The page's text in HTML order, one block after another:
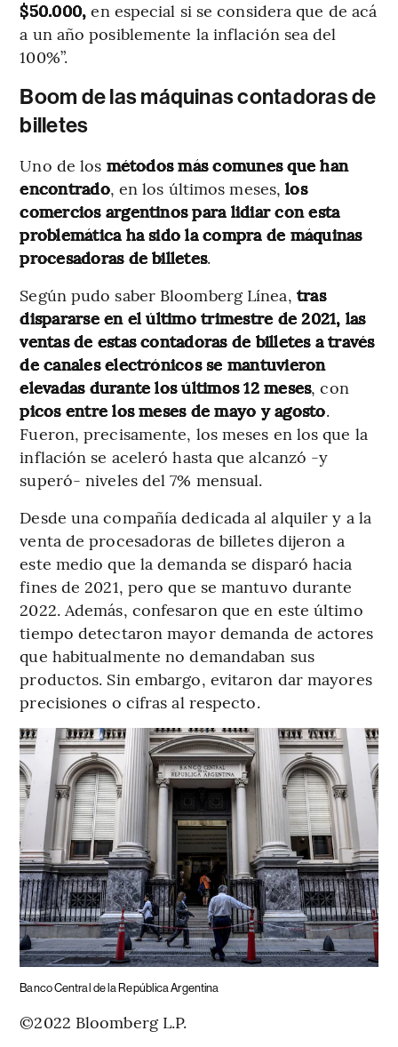
$50.000, en especial si se considera que de acá
a un año posiblemente la inflación sea del
100%”.
Boom de las máquinas contadoras de
billetes
Uno de los métodos más comunes que han
encontrado, en los últimos meses,los
comercios argentinos para lidiar con esta
problemática ha sido la compra de máquinas
procesadoras de billetes.
Según pudo saber Bloomberg Línea, tras
dispararse en el último trimestre de 2021, las
ventas de estas contadoras de billetes a través
de canales electrónicos se mantuvieron
elevadas durante los últimos 12 meses, con
picos entre los meses de mayo y agosto.
Fueron, precisamente, los meses en los que la
inflación se aceleró hasta que alcanzó -y
superó- niveles del 7% mensual.
Desde una compañía dedicada al alquiler y a la
venta de procesadoras de billetes dijeron a
este medio que la demanda se disparó hacia
fines de 2021, pero que se mantuvo durante
2022. Además, confesaron que en este último
tiempo detectaron mayor demanda de actores
que habitualmente no demandaban sus
productos. Sin embargo, evitaron dar mayores
precisiones o cifras al respecto.
Banco Central de la República Argentina
©2022 Bloomberg L.P.